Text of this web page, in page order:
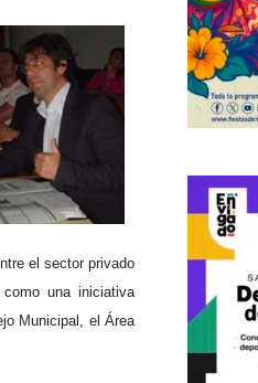
el sector privado
una iniciativa
Municipal, el Área